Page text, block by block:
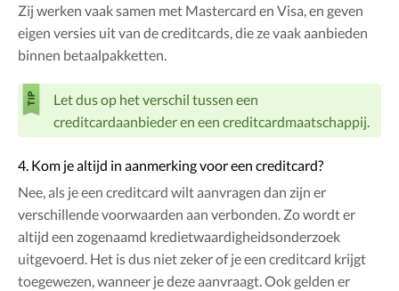
Zij werken vaak samen met Mastercard en Visa, en geven
eigen versies uit van de creditcards, die ze vaak aanbieden
binnen betaalpakketten.
Let dus op het verschil tussen een
creditcardaanbieder en een creditcardmaatschappij.
4. Kom je altijd in aanmerking voor een creditcard?
Nee, als je een creditcard wilt aanvragen dan zijn er
verschillende voorwaarden aan verbonden. Zo wordt er
altijd een zogenaamd kredietwaardigheidsonderzoek
uitgevoerd. Het is dus niet zeker of je een creditcard krijgt
toegewezen, wanneer je deze aanvraagt. Ook gelden er